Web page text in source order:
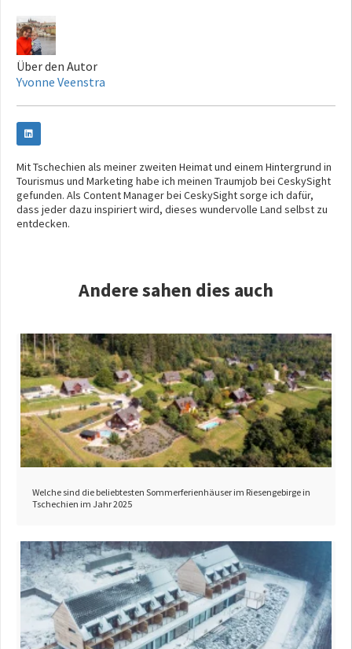
Über den Autor
Yvonne Veenstra
Mit Tschechien als meiner zweiten Heimat und einem Hintergrund in
Tourismus und Marketing habe ich meinen Traumjob bei CeskySight
gefunden. Als Content Manager bei CeskySight sorge ich dafür,
dass jeder dazu inspiriert wird, dieses wundervolle Land selbst zu
entdecken.
Andere sahen dies auch
Welche sind die beliebtesten Sommerferienhäuser im Riesengebirge in
Tschechien im Jahr 2025